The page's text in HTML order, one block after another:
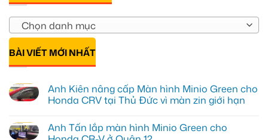
Chọn danh mục
BÀI VIẾT MỚI NHẤT
Anh Kiên nâng cấp Màn hình Minio Green cho
Honda CRV tại Thủ Đức vì màn zin giới hạn
bình
luận
Anh Tấn lắp màn hình Minio Green cho